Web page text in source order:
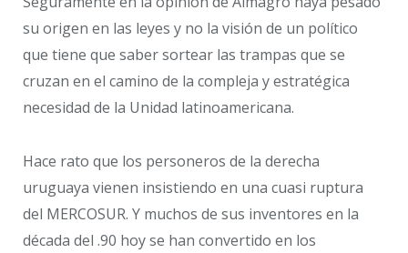
su origen en las leyes y no la visión de un político
que tiene que saber sortear las trampas que se
cruzan en el camino de la compleja y estratégica
necesidad de la Unidad latinoamericana.
Hace rato que los personeros de la derecha
uruguaya vienen insistiendo en una cuasi ruptura
del MERCOSUR. Y muchos de sus inventores en la
década del .90 hoy se han convertido en los